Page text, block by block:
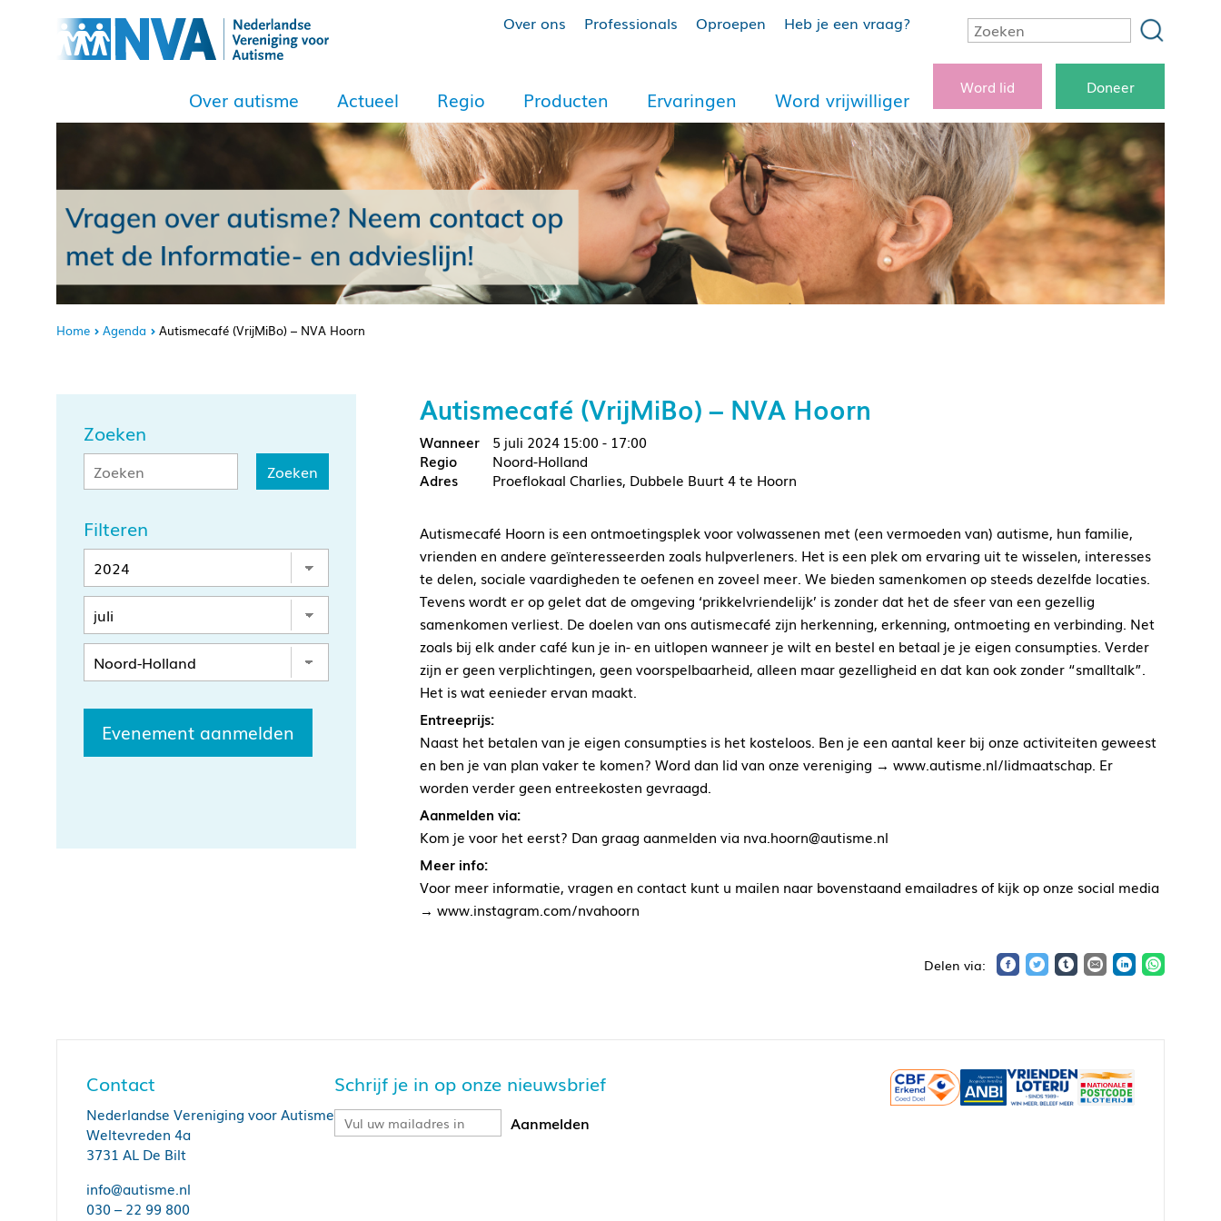
Over ons Professionals Oproepen Heb je een vraag?
Over autisme Actueel Regio Producten Ervaringen Word vrijwilliger
Word lid Doneer
Home Agenda Autismecafé (VrijMiBo) – NVA Hoorn
Zoeken
Filteren
Evenement aanmelden
Autismecafé (VrijMiBo) – NVA Hoorn
5 juli 2024 15:00 - 17:00
Noord-Holland
Proeflokaal Charlies, Dubbele Buurt 4 te Hoorn
Autismecafé Hoorn is een ontmoetingsplek voor volwassenen met (een vermoeden van) autisme, hun familie,
vrienden en andere geïnteresseerden zoals hulpverleners. Het is een plek om ervaring uit te wisselen, interesses
te delen, sociale vaardigheden te oefenen en zoveel meer. We bieden samenkomen op steeds dezelfde locaties.
Tevens wordt er op gelet dat de omgeving ‘prikkelvriendelijk’ is zonder dat het de sfeer van een gezellig
samenkomen verliest. De doelen van ons autismecafé zijn herkenning, erkenning, ontmoeting en verbinding. Net
zoals bij elk ander café kun je in- en uitlopen wanneer je wilt en bestel en betaal je je eigen consumpties. Verder
zijn er geen verplichtingen, geen voorspelbaarheid, alleen maar gezelligheid en dat kan ook zonder “smalltalk”.
Het is wat eenieder ervan maakt.
Entreeprijs:
Naast het betalen van je eigen consumpties is het kosteloos. Ben je een aantal keer bij onze activiteiten geweest
en ben je van plan vaker te komen? Word dan lid van onze vereniging → www.autisme.nl/lidmaatschap. Er
worden verder geen entreekosten gevraagd.
Aanmelden via:
Kom je voor het eerst? Dan graag aanmelden via nva.hoorn@autisme.nl
Meer info:
Voor meer informatie, vragen en contact kunt u mailen naar bovenstaand emailadres of kijk op onze social media
→ www.instagram.com/nvahoorn
Contact
Nederlandse Vereniging voor Autisme
Weltevreden 4a
3731 AL De Bilt
info@autisme.nl
030 – 22 99 800
Schrijf je in op onze nieuwsbrief